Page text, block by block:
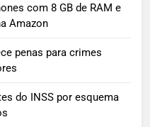
com 8 GB de RAM e
Amazon
penas para crimes
do INSS por esquema